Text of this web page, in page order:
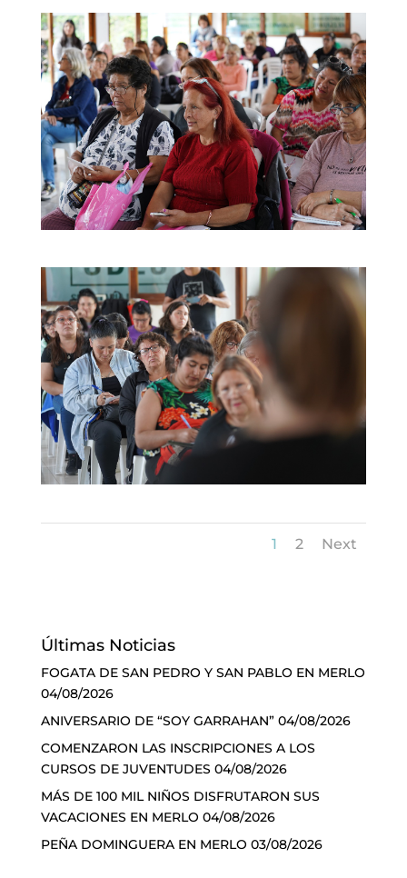
1 2 Next
Últimas Noticias
FOGATA DE SAN PEDRO Y SAN PABLO EN MERLO
04/08/2026
ANIVERSARIO DE “SOY GARRAHAN” 04/08/2026
COMENZARON LAS INSCRIPCIONES A LOS
CURSOS DE JUVENTUDES 04/08/2026
MÁS DE 100 MIL NIÑOS DISFRUTARON SUS
VACACIONES EN MERLO 04/08/2026
PEÑA DOMINGUERA EN MERLO 03/08/2026